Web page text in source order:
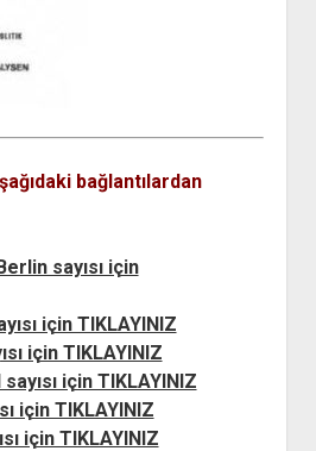
ARŞİV FONU
ARŞİV FONU
KİTAPLIĞI
KİTAPLIĞI
HAREKETİ KİTAPLIĞI
KÜLLİYATI KİTAPLIĞI
HİKMET KİTAPLIĞI
KİTAPLIĞI
SADİ KİTAPLIĞI
RİFAT KİTAPLIĞI
FORMU
YARARLANMA FORMU
BİLGİLERİ
bağlantılardan
sayısı için
için TIKLAYINIZ
için TIKLAYINIZ
için TIKLAYINIZ
için TIKLAYINIZ
için TIKLAYINIZ